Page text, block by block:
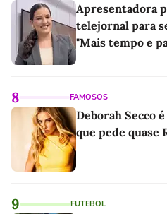
Apresentadora
telejornal para
"Mais tempo e
8 FAMOSOS
Deborah Secco
que pede quase
9 FUTEBOL